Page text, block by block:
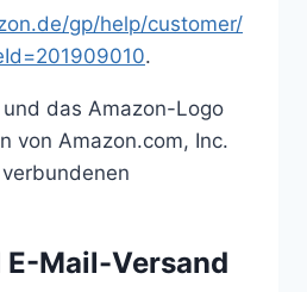
gp/help/customer/
.
das Amazon-Logo
von Amazon.com, Inc.
Mail-Versand